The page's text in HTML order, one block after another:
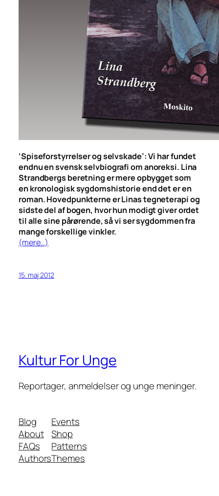
‘Spiseforstyrrelser og selvskade’: Vi har fundet
endnu en svensk selvbiografi om anoreksi. Lina
Strandbergs beretning er mere opbygget som
en kronologisk sygdomshistorie end det er en
roman. Hovedpunkterne er Linas tegneterapi og
sidste del af bogen, hvor hun modigt giver ordet
til alle sine pårørende, så vi ser sygdommen fra
mange forskellige vinkler.
(mere…)
15. maj 2012
Kultur For Unge
Reportager, anmeldelser og unge meninger.
Blog
About
FAQs
Authors
Events
Shop
Patterns
Themes